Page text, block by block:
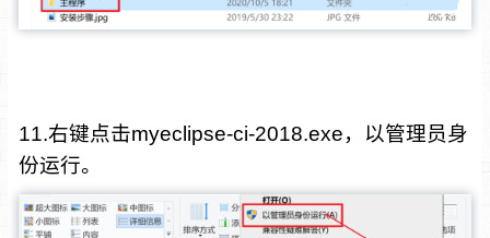
11.右键点击myeclipse-ci-2018.exe，以管理员身
份运行。